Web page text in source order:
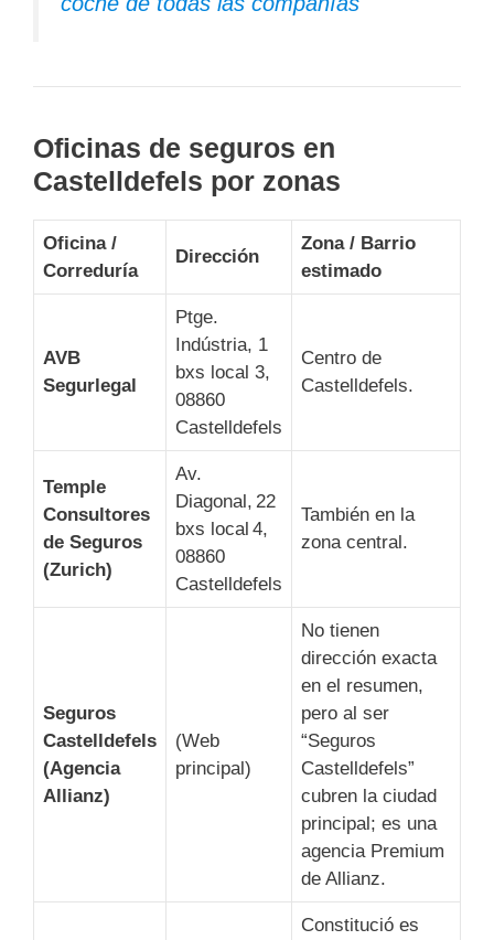
Oficinas de seguros en
Castelldefels por zonas
Oficina /
Correduría
Dirección
Zona / Barrio
estimado
AVB
Segurlegal
Ptge.
Indústria, 1
bxs local 3,
08860
Castelldefels
Centro de
Castelldefels.
Temple
Consultores
de Seguros
(Zurich)
Av.
Diagonal, 22
bxs local 4,
08860
Castelldefels
También en la
zona central.
Seguros
Castelldefels
(Agencia
Allianz)
(Web
principal)
No tienen
dirección exacta
en el resumen,
pero al ser
“Seguros
Castelldefels”
cubren la ciudad
principal; es una
agencia Premium
de Allianz.
Constitució es